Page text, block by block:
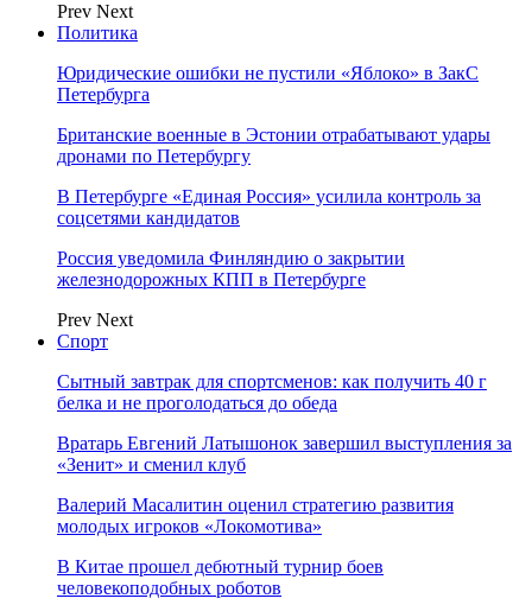
Prev Next
Политика
Юридические ошибки не пустили «Яблоко» в ЗакС
Петербурга
Британские военные в Эстонии отрабатывают удары
дронами по Петербургу
В Петербурге «Единая Россия» усилила контроль за
соцсетями кандидатов
Россия уведомила Финляндию о закрытии
железнодорожных КПП в Петербурге
Prev Next
Спорт
Сытный завтрак для спортсменов: как получить 40 г
белка и не проголодаться до обеда
Вратарь Евгений Латышонок завершил выступления за
«Зенит» и сменил клуб
Валерий Масалитин оценил стратегию развития
молодых игроков «Локомотива»
В Китае прошел дебютный турнир боев
человекоподобных роботов